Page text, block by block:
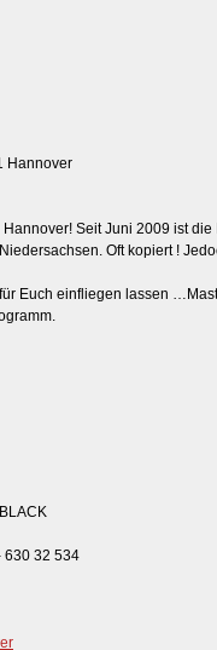
Hannover
Seit Juni 2009 ist
Oft kopiert !
Euch einfliegen lassen
630 32 534